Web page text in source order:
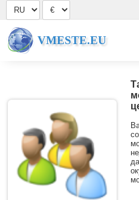
VMESTE.EU